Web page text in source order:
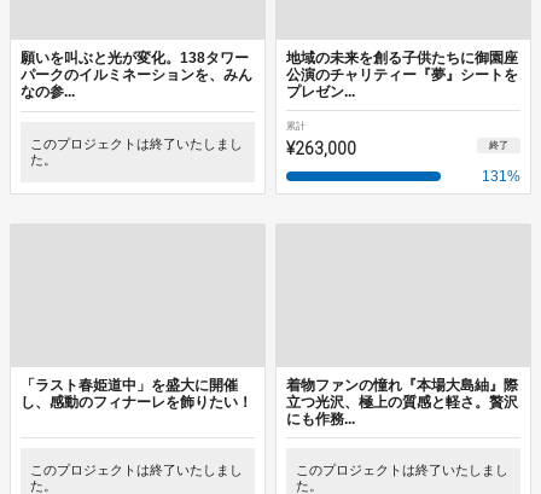
願いを叫ぶと光が変化。138タワー
パークのイルミネーションを、みん
なの参...
このプロジェクトは終了いたしまし
た。
地域の未来を創る子供たちに御園座
公演のチャリティー『夢』シートを
プレゼン...
累計
¥263,000 終了
131%
「ラスト春姫道中」を盛大に開催
し、感動のフィナーレを飾りたい！
このプロジェクトは終了いたしまし
た。
着物ファンの憧れ『本場大島紬』際
立つ光沢、極上の質感と軽さ。贅沢
にも作務...
このプロジェクトは終了いたしまし
た。